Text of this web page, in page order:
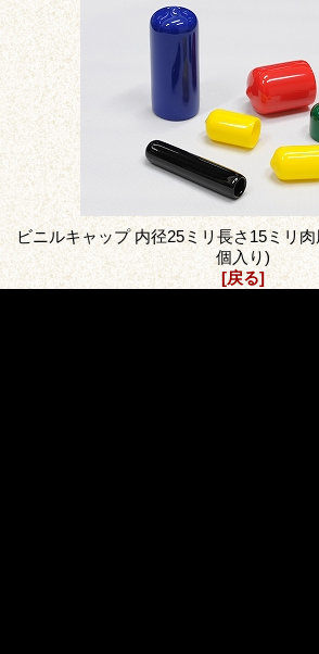
ビニルキャップ 内径25ミリ長さ15ミリ
個入り)
[戻る]